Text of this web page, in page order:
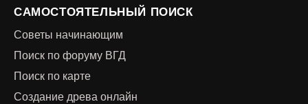
САМОСТОЯТЕЛЬНЫЙ ПОИСК
Советы начинающим
Поиск по форуму ВГД
Поиск по карте
Создание древа онлайн